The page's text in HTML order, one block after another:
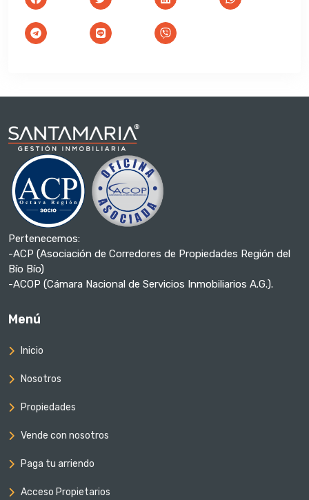
Pertenecemos:
-ACP (Asociación de Corredores de Propiedades Región del
Bío Bío)
-ACOP (Cámara Nacional de Servicios Inmobiliarios A.G.).
Menú
Inicio
Nosotros
Propiedades
Vende con nosotros
Paga tu arriendo
Acceso Propietarios